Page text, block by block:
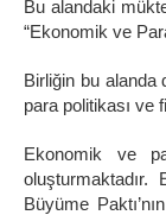
Bu alandaki
“Ekonomik ve
Birliğin bu alanda
para politikası ve
Ekonomik ve
Büyüme